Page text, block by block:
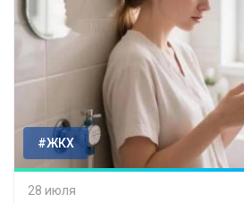
#ЖКХ
28 июля